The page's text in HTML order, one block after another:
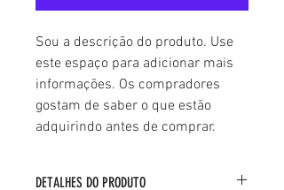
Sou a descrição do produto. Use
este espaço para adicionar mais
informações. Os compradores
gostam de saber o que estão
adquirindo antes de comprar.
DETALHES DO PRODUTO